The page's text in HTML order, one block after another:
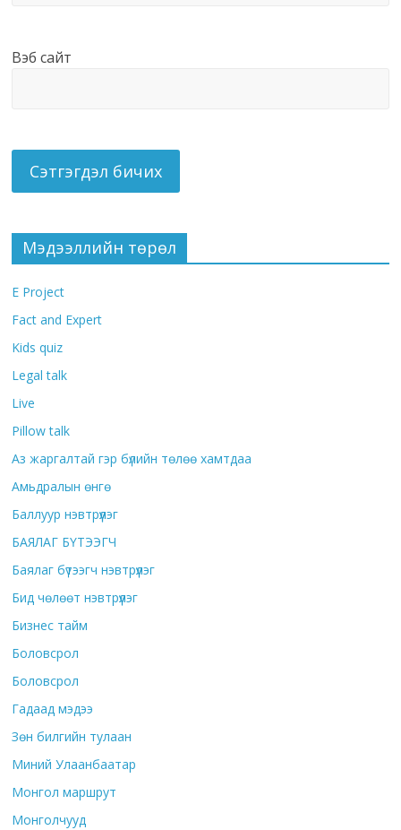
Вэб сайт
Мэдээллийн төрөл
E Project
Fact and Expert
Kids quiz
Legal talk
Live
Pillow talk
Аз жаргалтай гэр бүлийн төлөө хамтдаа
Амьдралын өнгө
Баллуур нэвтрүүлэг
БАЯЛАГ БҮТЭЭГЧ
Баялаг бүтээгч нэвтрүүлэг
Бид чөлөөт нэвтрүүлэг
Бизнес тайм
Боловсрол
Боловсрол
Гадаад мэдээ
Зөн билгийн тулаан
Миний Улаанбаатар
Монгол маршрут
Монголчууд